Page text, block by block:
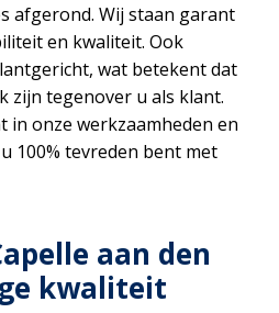
afgerond. Wij staan garant
en kwaliteit. Ook
wat betekent dat
zijn tegenover u als klant.
in onze werkzaamheden en
100% tevreden bent met
aan den
kwaliteit